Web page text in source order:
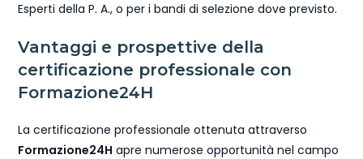
Esperti della P. A., o per i bandi di selezione dove previsto.
Vantaggi e prospettive della
certificazione professionale con
Formazione24H
La certificazione professionale ottenuta attraverso
Formazione24H apre numerose opportunità nel campo